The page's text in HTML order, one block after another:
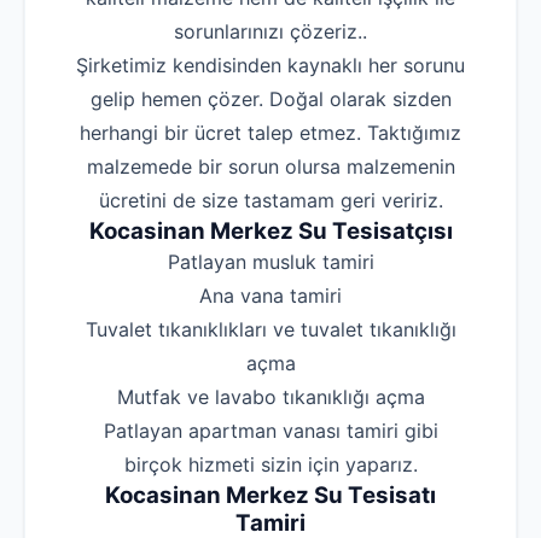
sorunlarınızı çözeriz..
Şirketimiz kendisinden kaynaklı her sorunu
gelip hemen çözer. Doğal olarak sizden
herhangi bir ücret talep etmez. Taktığımız
malzemede bir sorun olursa malzemenin
ücretini de size tastamam geri veririz.
Kocasinan Merkez Su Tesisatçısı
‌Patlayan musluk tamiri
‌Ana vana tamiri
‌Tuvalet tıkanıklıkları ve tuvalet tıkanıklığı
açma
‌Mutfak ve lavabo tıkanıklığı açma
‌Patlayan apartman vanası tamiri gibi
birçok hizmeti sizin için yaparız.
Kocasinan Merkez Su Tesisatı
Tamiri